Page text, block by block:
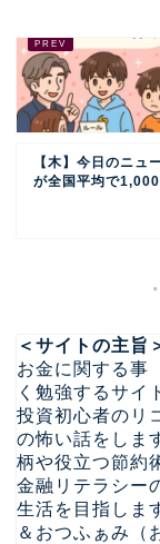
【木】今日のニ
が全国平均で1,000
＜サイトの主旨
お金に関する事
く勉強するサイ
投資初心者のリ
の怖い話をしま
柄や役立つ節約
金融リテラシー
生活を目指しま
＆おつふぁみ（